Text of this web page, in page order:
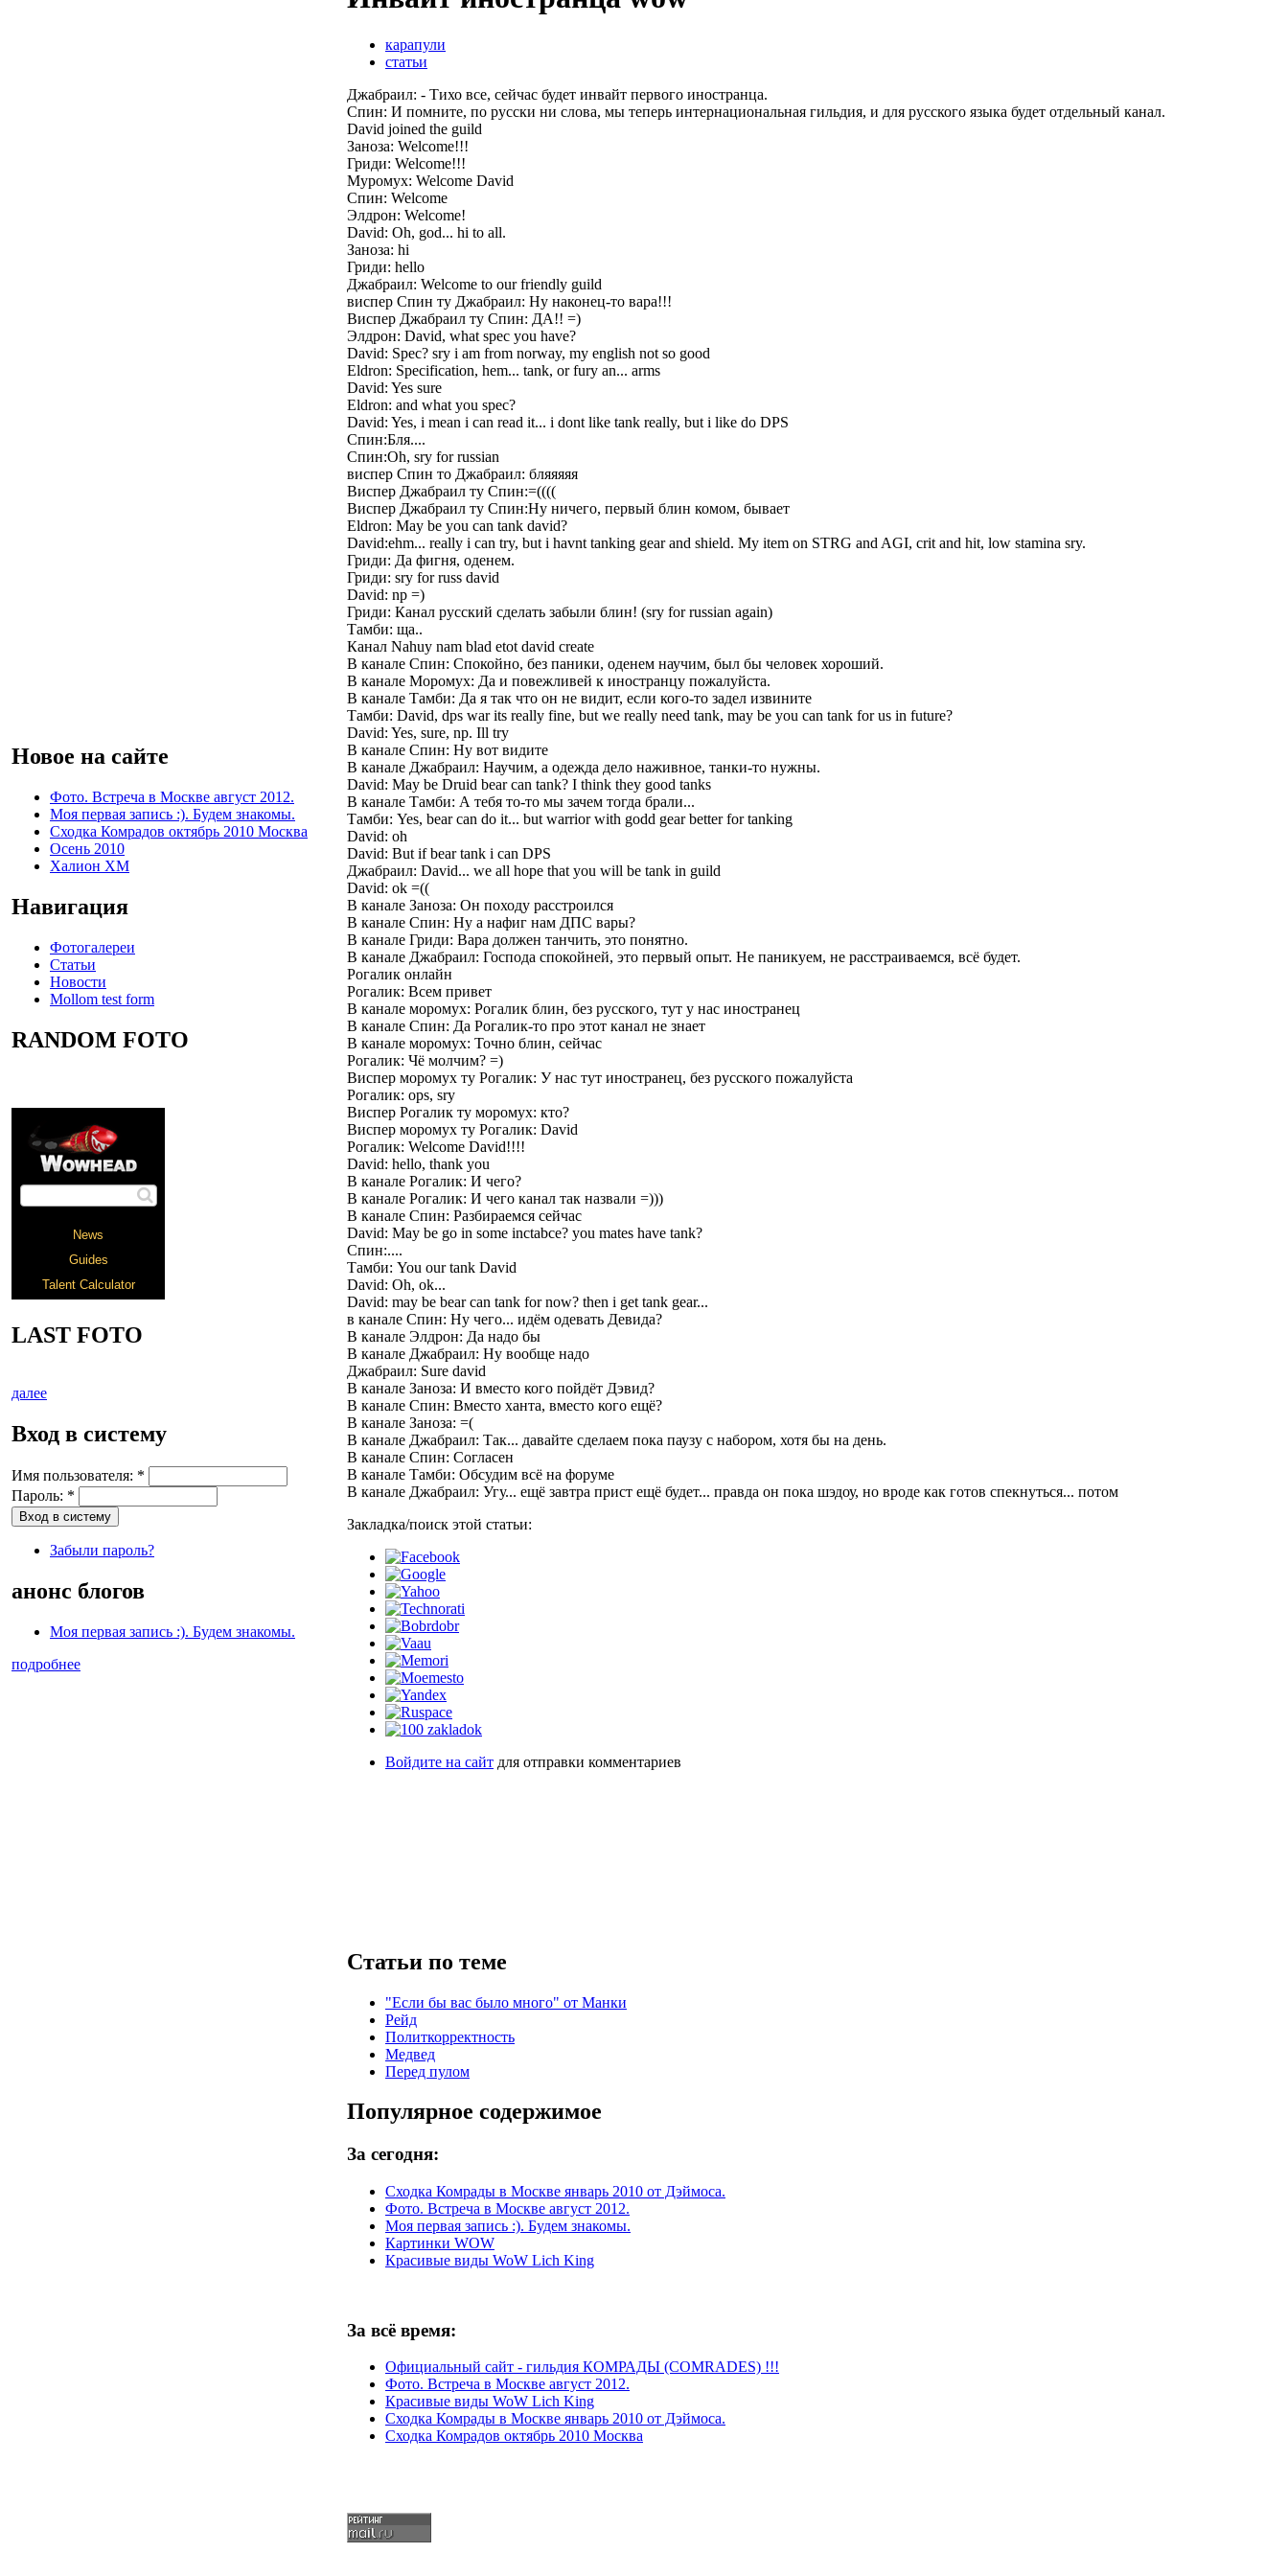
Новое на сайте
Фото. Встреча в Москве август 2012.
Моя первая запись :). Будем знакомы.
Сходка Комрадов октябрь 2010 Москва
Осень 2010
Халион ХМ
Навигация
Фотогалереи
Статьи
Новости
Mollom test form
RANDOM FOTO
LAST FOTO
далее
Вход в систему
Имя пользователя: *
Пароль: *
Забыли пароль?
анонс блогов
Моя первая запись :). Будем знакомы.
подробнее
карапули
статьи
Джабраил: - Тихо все, сейчас будет инвайт первого иностранца.
Спин: И помните, по русски ни слова, мы теперь интернациональная гильдия, и для русского языка будет отдельный канал.
David joined the guild
Заноза: Welcome!!!
Гриди: Welcome!!!
Муромух: Welcome David
Спин: Welcome
Элдрон: Welcome!
David: Oh, god... hi to all.
Заноза: hi
Гриди: hello
Джабраил: Welcome to our friendly guild
виспер Спин ту Джабраил: Ну наконец-то вара!!!
Виспер Джабраил ту Спин: ДА!! =)
Элдрон: David, what spec you have?
David: Spec? sry i am from norway, my english not so good
Eldron: Specification, hem... tank, or fury an... arms
David: Yes sure
Eldron: and what you spec?
David: Yes, i mean i can read it... i dont like tank really, but i like do DPS
Спин:Бля....
Спин:Oh, sry for russian
виспер Спин то Джабраил: бляяяяя
Виспер Джабраил ту Спин:=((((
Виспер Джабраил ту Спин:Ну ничего, первый блин комом, бывает
Eldron: May be you can tank david?
David:ehm... really i can try, but i havnt tanking gear and shield. My item on STRG and AGI, crit and hit, low stamina sry.
Гриди: Да фигня, оденем.
Гриди: sry for russ david
David: np =)
Гриди: Канал русский сделать забыли блин! (sry for russian again)
Тамби: ща..
Канал Nahuy nam blad etot david create
В канале Спин: Спокойно, без паники, оденем научим, был бы человек хороший.
В канале Моромух: Да и повежливей к иностранцу пожалуйста.
В канале Тамби: Да я так что он не видит, если кого-то задел извините
Тамби: David, dps war its really fine, but we really need tank, may be you can tank for us in future?
David: Yes, sure, np. Ill try
В канале Спин: Ну вот видите
В канале Джабраил: Научим, а одежда дело наживное, танки-то нужны.
David: May be Druid bear can tank? I think they good tanks
В канале Тамби: А тебя то-то мы зачем тогда брали...
Тамби: Yes, bear can do it... but warrior with godd gear better for tanking
David: oh
David: But if bear tank i can DPS
Джабраил: David... we all hope that you will be tank in guild
David: ok =((
В канале Заноза: Он походу расстроился
В канале Спин: Ну а нафиг нам ДПС вары?
В канале Гриди: Вара должен танчить, это понятно.
В канале Джабраил: Господа спокойней, это первый опыт. Не паникуем, не расстраиваемся, всё будет.
Рогалик онлайн
Рогалик: Всем привет
В канале моромух: Рогалик блин, без русского, тут у нас иностранец
В канале Спин: Да Рогалик-то про этот канал не знает
В канале моромух: Точно блин, сейчас
Рогалик: Чё молчим? =)
Виспер моромух ту Рогалик: У нас тут иностранец, без русского пожалуйста
Рогалик: ops, sry
Виспер Рогалик ту моромух: кто?
Виспер моромух ту Рогалик: David
Рогалик: Welcome David!!!!
David: hello, thank you
В канале Рогалик: И чего?
В канале Рогалик: И чего канал так назвали =)))
В канале Спин: Разбираемся сейчас
David: May be go in some inctabce? you mates have tank?
Спин:....
Тамби: You our tank David
David: Oh, ok...
David: may be bear can tank for now? then i get tank gear...
в канале Спин: Ну чего... идём одевать Девида?
В канале Элдрон: Да надо бы
В канале Джабраил: Ну вообще надо
Джабраил: Sure david
В канале Заноза: И вместо кого пойдёт Дэвид?
В канале Спин: Вместо ханта, вместо кого ещё?
В канале Заноза: =(
В канале Джабраил: Так... давайте сделаем пока паузу с набором, хотя бы на день.
В канале Спин: Согласен
В канале Тамби: Обсудим всё на форуме
В канале Джабраил: Угу... ещё завтра прист ещё будет... правда он пока шэдоу, но вроде как готов спекнуться... потом
Закладка/поиск этой статьи:
Войдите на сайт для отправки комментариев
Статьи по теме
"Если бы вас было много" от Манки
Рейд
Политкорректность
Медвед
Перед пулом
Популярное содержимое
За сегодня:
Сходка Комрады в Москве январь 2010 от Дэймоса.
Фото. Встреча в Москве август 2012.
Моя первая запись :). Будем знакомы.
Картинки WOW
Красивые виды WoW Lich King
За всё время:
Официальный сайт - гильдия КОМРАДЫ (COMRADES) !!!
Фото. Встреча в Москве август 2012.
Красивые виды WoW Lich King
Сходка Комрады в Москве январь 2010 от Дэймоса.
Сходка Комрадов октябрь 2010 Москва